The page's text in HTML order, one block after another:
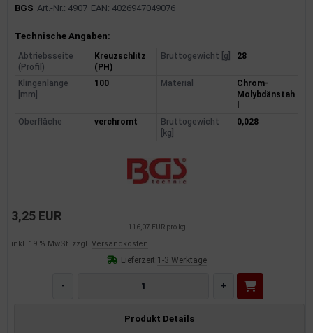
BGS Art.-Nr.: 4907 EAN: 4026947049076
Produktinformationen
Technische Angaben:
Abtriebsseite
(Profil)
Kreuzschlitz
(PH)
Bruttogewicht [g] 28
Klingenlänge
[mm]
100 Material
Chrom-
Molybdänstah
Oberfläche
verchromt
Bruttogewicht
[kg]
0,028
3,25 EUR
116,07 EUR pro kg
inkl. 19 % MwSt. zzgl. Versandkosten
Lieferzeit:1-3 Werktage
- +
Produkt Details
Dämpfung
Lüftung
Kommunikationssysteme